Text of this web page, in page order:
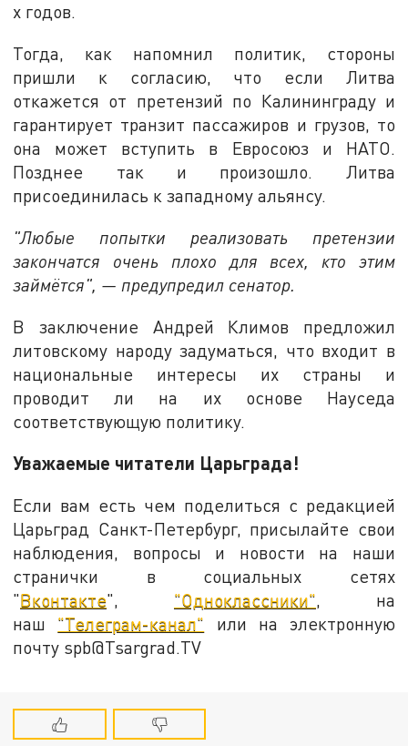
х годов.
Тогда, как напомнил политик, стороны
пришли к согласию, что если Литва
откажется от претензий по Калининграду и
гарантирует транзит пассажиров и грузов, то
она может вступить в Евросоюз и НАТО.
Позднее так и произошло. Литва
присоединилась к западному альянсу.
"Любые попытки реализовать претензии
закончатся очень плохо для всех, кто этим
займётся", — предупредил сенатор.
В заключение Андрей Климов предложил
литовскому народу задуматься, что входит в
национальные интересы их страны и
проводит ли на их основе Науседа
соответствующую политику.
Уважаемые читатели Царьграда!
Если вам есть чем поделиться с редакцией
Царьград Санкт-Петербург, присылайте свои
наблюдения, вопросы и новости на наши
странички в социальных сетях
"Вконтакте", "Одноклассники", на
наш "Телеграм-канал" или на электронную
почту spb@Tsargrad.TV